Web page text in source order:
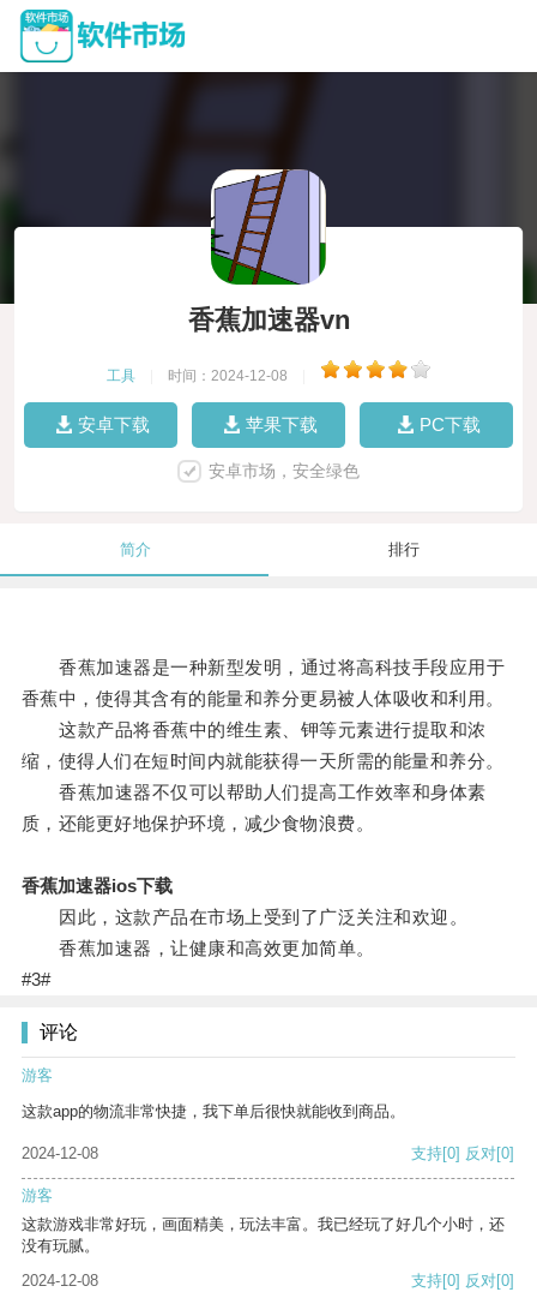
香蕉加速器vn
工具 时间：2024-12-08
安卓下载 苹果下载 PC下载
安卓市场，安全绿色
简介 排行
香蕉加速器是一种新型发明，通过将高科技手段应用于
香蕉中，使得其含有的能量和养分更易被人体吸收和利用。
这款产品将香蕉中的维生素、钾等元素进行提取和浓
缩，使得人们在短时间内就能获得一天所需的能量和养分。
香蕉加速器不仅可以帮助人们提高工作效率和身体素
质，还能更好地保护环境，减少食物浪费。
香蕉加速器ios下载
因此，这款产品在市场上受到了广泛关注和欢迎。
香蕉加速器，让健康和高效更加简单。
#3#
评论
游客
这款app的物流非常快捷，我下单后很快就能收到商品。
2024-12-08 支持[0] 反对[0]
游客
这款游戏非常好玩，画面精美，玩法丰富。我已经玩了好几个小时，还
没有玩腻。
2024-12-08
支持[0] 反对[0]